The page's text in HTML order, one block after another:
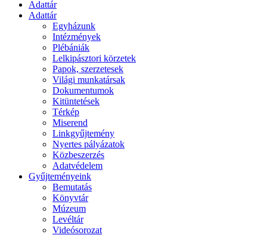
Adattár
Adattár
Egyházunk
Intézmények
Plébániák
Lelkipásztori körzetek
Papok, szerzetesek
Világi munkatársak
Dokumentumok
Kitüntetések
Térkép
Miserend
Linkgyűjtemény
Nyertes pályázatok
Közbeszerzés
Adatvédelem
Gyűjteményeink
Bemutatás
Könyvtár
Múzeum
Levéltár
Videósorozat